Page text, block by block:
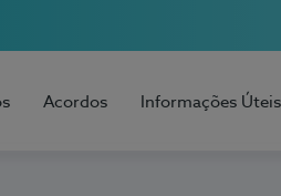
Acordos Informações Úteis